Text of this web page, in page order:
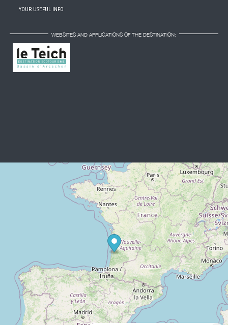
YOUR USEFUL INFO
WEBSITES AND APPLICATIONS OF THE DESTINATION: